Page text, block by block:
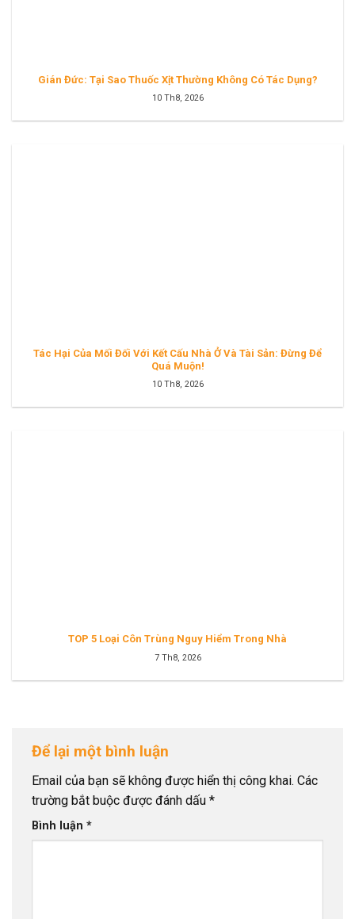
Gián Đức: Tại Sao Thuốc Xịt Thường Không Có Tác Dụng?
10 Th8, 2026
Tác Hại Của Mối Đối Với Kết Cấu Nhà Ở Và Tài Sản: Đừng Để
Quá Muộn!
10 Th8, 2026
TOP 5 Loại Côn Trùng Nguy Hiểm Trong Nhà
7 Th8, 2026
Để lại một bình luận
Email của bạn sẽ không được hiển thị công khai. Các
trường bắt buộc được đánh dấu *
Bình luận *